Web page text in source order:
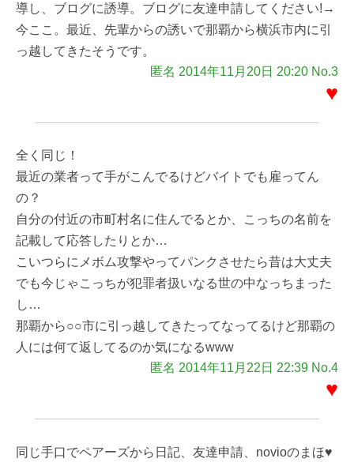
導し、ブログに誘導。ブログに友達申請してください!→
今ここ。最近、先輩からの誘いで那覇から横浜市内に引
っ越してきたそうです。
匿名 2014年11月20日 20:20 No.3
♥
全く同じ！
最近の業者って手がこんでるけどバイトでも雇ってん
の？
自分の付近の市町村名に住んでるとか、こっちの名前を
記載して応答したりとか…
こいつらにメボム攻撃やってパンクさせたら昔は大丈夫
でも今じゃこっちが犯罪者扱いなる世の中なっちまった
し…
那覇から○○市に引っ越してきたってなってるけど那覇の
人には何て返してるのか気になるwww
匿名 2014年11月22日 22:39 No.4
♥
同じ手口でペアーズから日記、友達申請、novioのまほ♥️